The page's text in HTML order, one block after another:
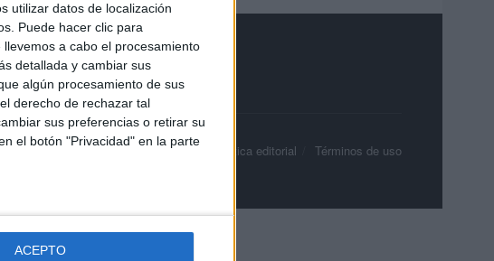
utilizar datos de localización
Puede hacer clic para
a cabo el procesamiento
detallada y cambiar sus
algún procesamiento de sus
derecho de rechazar tal
sus preferencias o retirar su
el botón "Privacidad" en la parte
ACEPTO
de cookies Política de privacidad Política editorial Términos de uso